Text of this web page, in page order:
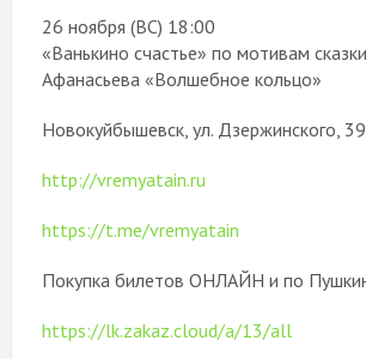
26 ноября (ВС) 18:00
«Ванькино счастье» по мотивам
Афанасьева «Волшебное кольцо»
Новокуйбышевск, ул. Дзержинского, 39
http://vremyatain.ru
https://t.me/vremyatain
Покупка билетов ОНЛАЙН и по
https://lk.zakaz.cloud/a/13/all